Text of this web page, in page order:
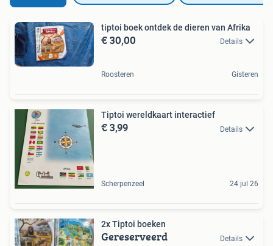
tiptoi boek ontdek de dieren van Afrika
€ 30,00 Details
Roosteren Gisteren
Tiptoi wereldkaart interactief
€ 3,99 Details
Scherpenzeel 24 jul 26
2x Tiptoi boeken
Gereserveerd Details